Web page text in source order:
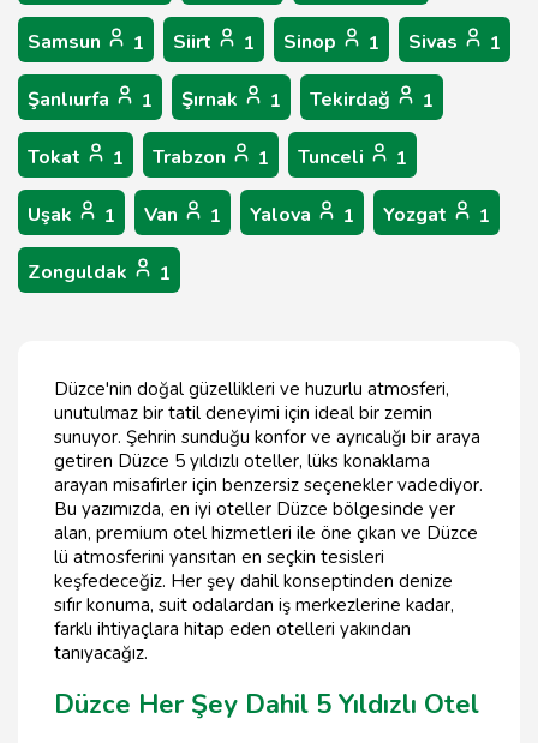
Samsun 1 Siirt 1 Sinop 1 Sivas 1
Şanlıurfa 1 Şırnak 1 Tekirdağ 1
Tokat 1 Trabzon 1 Tunceli 1
Uşak 1 Van 1 Yalova 1 Yozgat 1
Zonguldak 1
Düzce'nin doğal güzellikleri ve huzurlu atmosferi,
unutulmaz bir tatil deneyimi için ideal bir zemin
sunuyor. Şehrin sunduğu konfor ve ayrıcalığı bir araya
getiren Düzce 5 yıldızlı oteller, lüks konaklama
arayan misafirler için benzersiz seçenekler vadediyor.
Bu yazımızda, en iyi oteller Düzce bölgesinde yer
alan, premium otel hizmetleri ile öne çıkan ve Düzce
lü atmosferini yansıtan en seçkin tesisleri
keşfedeceğiz. Her şey dahil konseptinden denize
sıfır konuma, suit odalardan iş merkezlerine kadar,
farklı ihtiyaçlara hitap eden otelleri yakından
tanıyacağız.
Düzce Her Şey Dahil 5 Yıldızlı Otel